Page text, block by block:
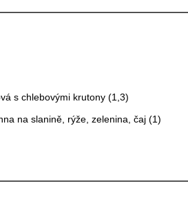
s chlebovými krutony (1,3)
na slanině, rýže, zelenina, čaj (1)